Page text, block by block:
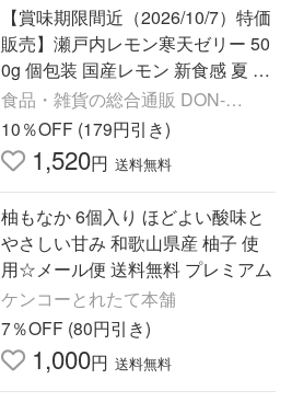
【賞味期限間近（2026/10/7）特価
販売】瀬戸内レモン寒天ゼリー 50
0g 個包装 国産レモン 新食感 夏 爽
やか ひとくちゼリー ドライブ シ
ェア おやつ 菓子
食品・雑貨の総合通販 DON-
SHOP
10％OFF (179円引き)
1,520円 送料無料
柚もなか 6個入り ほどよい酸味と
やさしい甘み 和歌山県産 柚子 使
用☆メール便 送料無料 プレミアム
ケンコーとれたて本舗
7％OFF (80円引き)
1,000円 送料無料